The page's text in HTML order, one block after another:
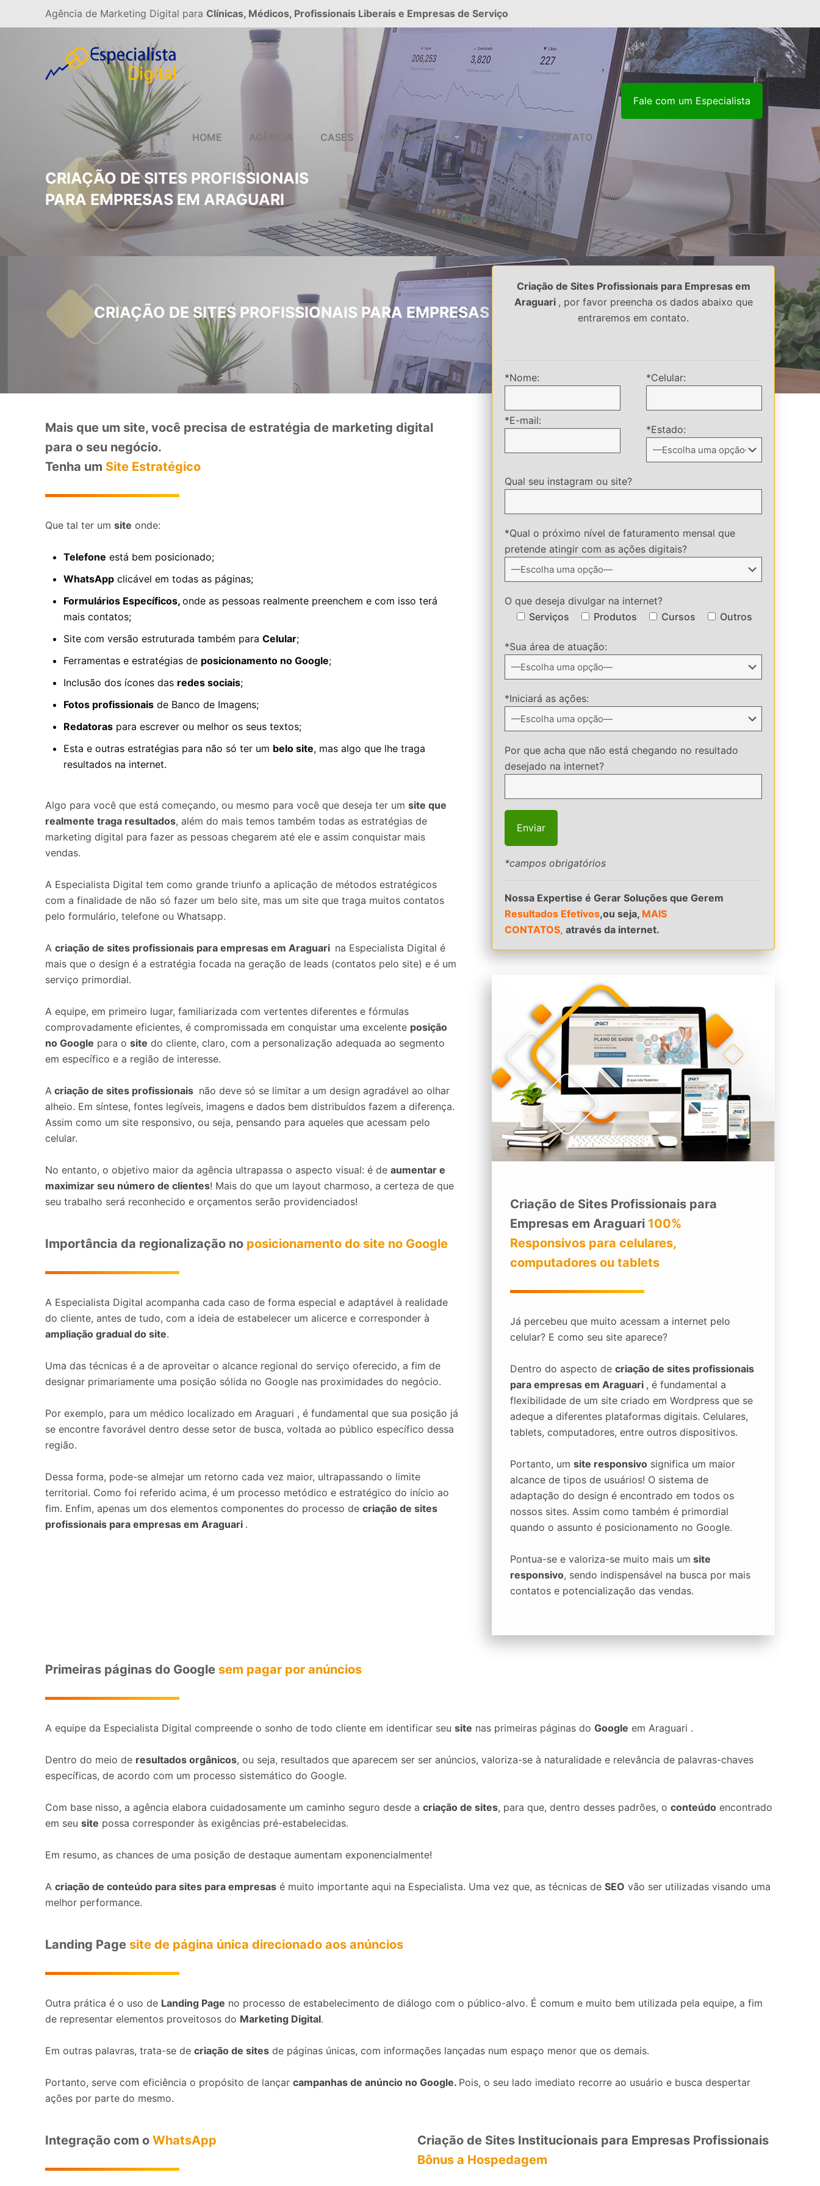
Agência de Marketing Digital para Clínicas, Médicos, Profissionais Liberais e Empresas de Serviço
HOME AGÊNCIA CASES ESTRATÉGIAS DICAS CONTATO
Fale com um Especialista
CRIAÇÃO DE SITES PROFISSIONAIS
PARA EMPRESAS EM ARAGUARI
CRIAÇÃO DE SITES PROFISSIONAIS PARA EMPRESAS EM ARAGUARI /span>
Mais que um site, você precisa de estratégia de marketing digital
para o seu negócio.
Tenha um Site Estratégico
Que tal ter um site onde:
Telefone está bem posicionado;
WhatsApp clicável em todas as páginas;
Formulários Específicos, onde as pessoas realmente preenchem e com isso terá
mais contatos;
Site com versão estruturada também para Celular;
Ferramentas e estratégias de posicionamento no Google;
Inclusão dos ícones das redes sociais;
Fotos profissionais de Banco de Imagens;
Redatoras para escrever ou melhor os seus textos;
Esta e outras estratégias para não só ter um belo site, mas algo que lhe traga
resultados na internet.
Algo para você que está começando, ou mesmo para você que deseja ter um site que
realmente traga resultados, além do mais temos também todas as estratégias de
marketing digital para fazer as pessoas chegarem até ele e assim conquistar mais
vendas.
A Especialista Digital tem como grande triunfo a aplicação de métodos estratégicos
com a finalidade de não só fazer um belo site, mas um site que traga muitos contatos
pelo formulário, telefone ou Whatsapp.
A criação de sites profissionais para empresas em Araguari na Especialista Digital é
mais que o design é a estratégia focada na geração de leads (contatos pelo site) e é um
serviço primordial.
A equipe, em primeiro lugar, familiarizada com vertentes diferentes e fórmulas
comprovadamente eficientes, é compromissada em conquistar uma excelente posição
no Google para o site do cliente, claro, com a personalização adequada ao segmento
em específico e a região de interesse.
A criação de sites profissionais não deve só se limitar a um design agradável ao olhar
alheio. Em síntese, fontes legíveis, imagens e dados bem distribuídos fazem a diferença.
Assim como um site responsivo, ou seja, pensando para aqueles que acessam pelo
celular.
No entanto, o objetivo maior da agência ultrapassa o aspecto visual: é de aumentar e
maximizar seu número de clientes! Mais do que um layout charmoso, a certeza de que
seu trabalho será reconhecido e orçamentos serão providenciados!
Importância da regionalização no posicionamento do site no Google
A Especialista Digital acompanha cada caso de forma especial e adaptável à realidade
do cliente, antes de tudo, com a ideia de estabelecer um alicerce e corresponder à
ampliação gradual do site.
Uma das técnicas é a de aproveitar o alcance regional do serviço oferecido, a fim de
designar primariamente uma posição sólida no Google nas proximidades do negócio.
Por exemplo, para um médico localizado em Araguari , é fundamental que sua posição já
se encontre favorável dentro desse setor de busca, voltada ao público específico dessa
região.
Dessa forma, pode-se almejar um retorno cada vez maior, ultrapassando o limite
territorial. Como foi referido acima, é um processo metódico e estratégico do início ao
fim. Enfim, apenas um dos elementos componentes do processo de criação de sites
profissionais para empresas em Araguari .
Criação de Sites Profissionais para Empresas em
Araguari , por favor preencha os dados abaixo que
entraremos em contato.
*Nome:
*E-mail:
*Celular:
*Estado:
Qual seu instagram ou site?
*Qual o próximo nível de faturamento mensal que
pretende atingir com as ações digitais?
O que deseja divulgar na internet?
Serviços
Produtos Cursos Outros
*Sua área de atuação:
*Iniciará as ações:
Por que acha que não está chegando no resultado
desejado na internet?
*campos obrigatórios
Nossa Expertise é Gerar Soluções que Gerem
Resultados Efetivos,ou seja, MAIS
CONTATOS, através da internet.
Criação de Sites Profissionais para
Empresas em Araguari 100%
Responsivos para celulares,
computadores ou tablets
Já percebeu que muito acessam a internet pelo
celular? E como seu site aparece?
Dentro do aspecto de criação de sites profissionais
para empresas em Araguari , é fundamental a
flexibilidade de um site criado em Wordpress que se
adeque a diferentes plataformas digitais. Celulares,
tablets, computadores, entre outros dispositivos.
Portanto, um site responsivo significa um maior
alcance de tipos de usuários! O sistema de
adaptação do design é encontrado em todos os
nossos sites. Assim como também é primordial
quando o assunto é posicionamento no Google.
Pontua-se e valoriza-se muito mais um site
responsivo, sendo indispensável na busca por mais
contatos e potencialização das vendas.
Primeiras páginas do Google sem pagar por anúncios
A equipe da Especialista Digital compreende o sonho de todo cliente em identificar seu site nas primeiras páginas do Google em Araguari .
Dentro do meio de resultados orgânicos, ou seja, resultados que aparecem ser ser anúncios, valoriza-se à naturalidade e relevância de palavras-chaves
específicas, de acordo com um processo sistemático do Google.
Com base nisso, a agência elabora cuidadosamente um caminho seguro desde a criação de sites, para que, dentro desses padrões, o conteúdo encontrado
em seu site possa corresponder às exigências pré-estabelecidas.
Em resumo, as chances de uma posição de destaque aumentam exponencialmente!
A criação de conteúdo para sites para empresas é muito importante aqui na Especialista. Uma vez que, as técnicas de SEO vão ser utilizadas visando uma
melhor performance.
Landing Page site de página única direcionado aos anúncios
Outra prática é o uso de Landing Page no processo de estabelecimento de diálogo com o público-alvo. É comum e muito bem utilizada pela equipe, a fim
de representar elementos proveitosos do Marketing Digital.
Em outras palavras, trata-se de criação de sites de páginas únicas, com informações lançadas num espaço menor que os demais.
Portanto, serve com eficiência o propósito de lançar campanhas de anúncio no Google. Pois, o seu lado imediato recorre ao usuário e busca despertar
ações por parte do mesmo.
Integração com o WhatsApp
Criação de Sites Institucionais para Empresas Profissionais
Bônus a Hospedagem